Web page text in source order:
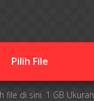
Pilih File
file di sini. 1 GB